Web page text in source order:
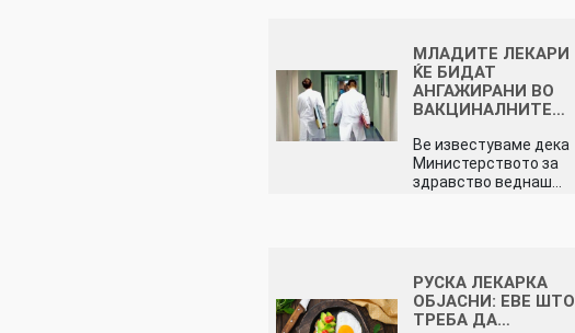
МЛАДИТЕ ЛЕКАРИ
ЌЕ БИДАТ
АНГАЖИРАНИ ВО
ВАКЦИНАЛНИТЕ…
Ве известуваме дека
Министерството за
здравство веднаш…
РУСКА ЛЕКАРКА
ОБЈАСНИ: ЕВЕ ШТО
ТРЕБА ДА…